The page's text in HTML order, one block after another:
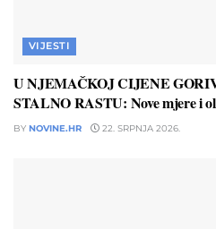
VIJESTI
U NJEMAČKOJ CIJENE
STALNO RASTU: Nove mjere i
BY NOVINE.HR 22. SRPNJA 2026.